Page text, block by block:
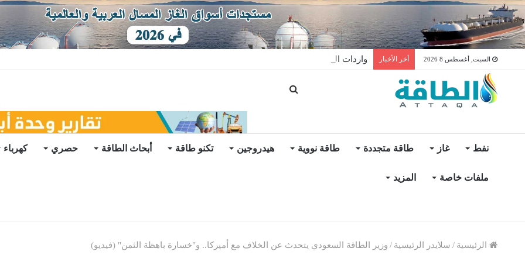
السبت, أغسطس 8 2026 أخر الأخبار واردات المغرب من الغاز ترتفع 15% في شهر يوليو
نفط غاز طاقة متجددة طاقة نووية هيدروجين تكنو طاقة أبحاث الطاقة حصري كهرباء
ملفات خاصة المزيد
الرئيسية / سلايدر الرئيسية / وزير الطاقة السعودي يتحدث عن الخلاف مع أميركا.. و"خسارة باهظة الثمن" (فيديو)